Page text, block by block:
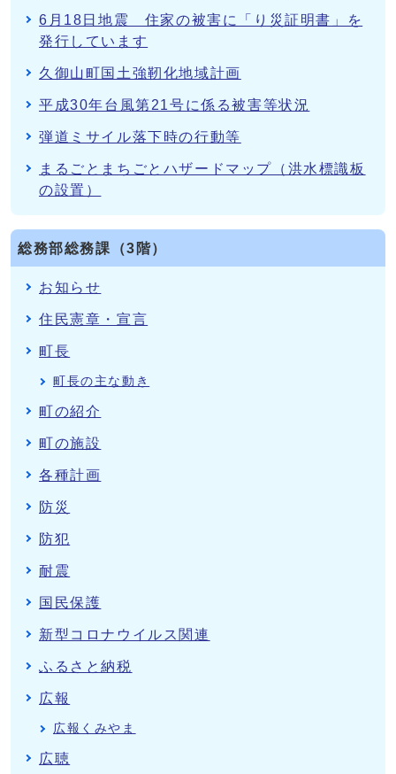
6月18日地震 住家の被害に「り災証明書」を
発行しています
久御山町国土強靭化地域計画
平成30年台風第21号に係る被害等状況
弾道ミサイル落下時の行動等
まるごとまちごとハザードマップ（洪水標識板
の設置）
総務部総務課（3階）
お知らせ
住民憲章・宣言
町長
町長の主な動き
町の紹介
町の施設
各種計画
防災
防犯
耐震
国民保護
新型コロナウイルス関連
ふるさと納税
広報
広報くみやま
広聴